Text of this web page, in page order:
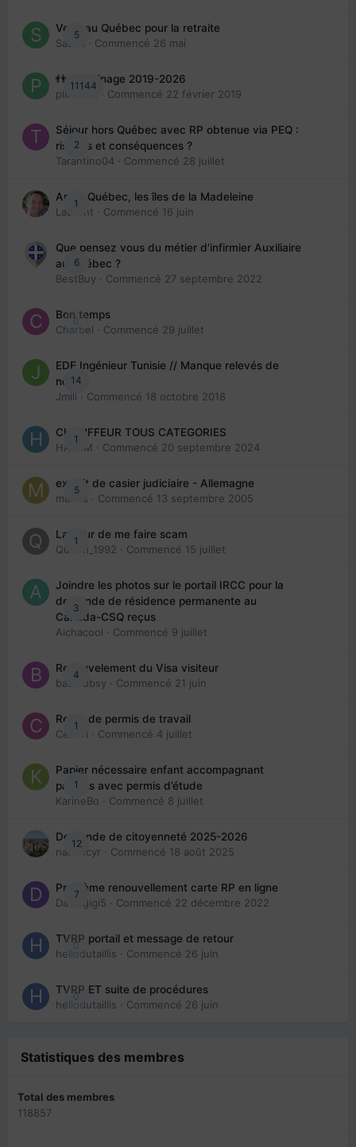
5
Venir au Québec pour la retraite
Sab74
· Commencé 26 mai
11144
👬 Parrainage 2019-2026
piinoush
· Commencé 22 février 2019
2
Séjour hors Québec avec RP obtenue via PEQ :
risques et conséquences ?
Tarantino04 · Commencé 28 juillet
1
Arte : Québec, les îles de la Madeleine
Laurent · Commencé 16 juin
6
Que pensez vous du métier d'infirmier Auxiliaire
au Québec ?
BestBuy · Commencé 27 septembre 2022
0
Bon temps
Charbel · Commencé 29 juillet
14
EDE Ingénieur Tunisie // Manque relevés de
note
Jmili · Commencé 18 octobre 2018
1
CHAUFFEUR TOUS CATEGORIES
HAZEM · Commencé 20 septembre 2024
5
extrait de casier judiciaire - Allemagne
maries · Commencé 13 septembre 2005
1
La peur de me faire scam
Queen_1992 · Commencé 15 juillet
3
Joindre les photos sur le portail IRCC pour la
demande de résidence permanente au
Canada-CSQ reçus
Aichacool · Commencé 9 juillet
4
Renouvelement du Visa visiteur
babibubsy · Commencé 21 juin
1
Refus de permis de travail
Cedbri · Commencé 4 juillet
1
Papier nécessaire enfant accompagnant
parents avec permis d’étude
KarineBo · Commencé 8 juillet
12
Demande de citoyenneté 2025-2026
nanancyr · Commencé 18 août 2025
7
Problème renouvellement carte RP en ligne
Davidgigi5 · Commencé 22 décembre 2022
0
TVRP portail et message de retour
hellodutaillis · Commencé 26 juin
0
TVRP ET suite de procédures
hellodutaillis · Commencé 26 juin
Statistiques des membres
Total des membres
118857